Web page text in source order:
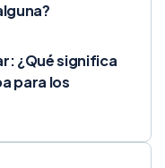
¿Qué significa
para los